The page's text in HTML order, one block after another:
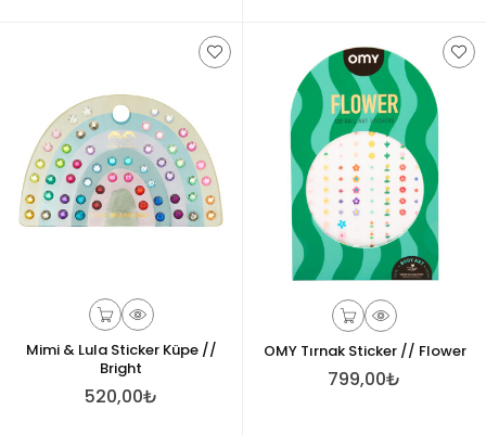
Mimi & Lula Sticker Küpe //
Bright
520,00₺
OMY Tırnak Sticker // Flower
799,00₺